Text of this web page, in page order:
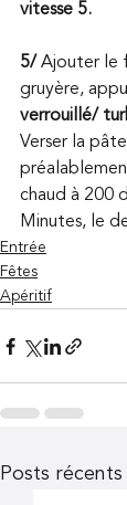
vitesse 5.
5/ Ajouter le
gruyère,
verrouillé/
Verser la
chaud à 200
Minutes, le
Entrée
Fêtes
Apéritif
Posts récents